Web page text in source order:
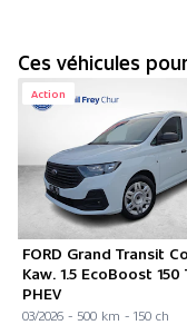
Ces véhicules
Action
FORD Grand Transit
Kaw. 1.5 EcoBoost 150
PHEV
03/2026 - 500 km - 150 ch